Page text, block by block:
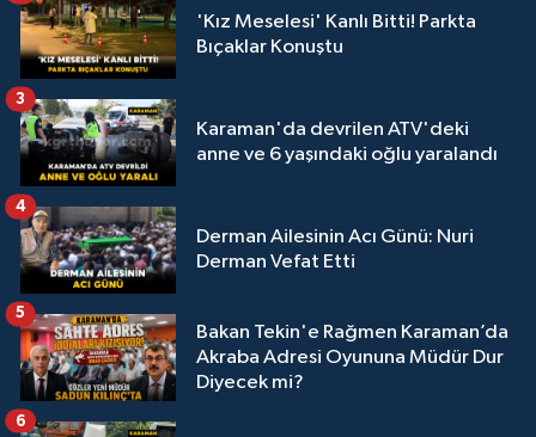
'Kız Meselesi' Kanlı Bitti! Parkta
Bıçaklar Konuştu
Karaman'da devrilen ATV'deki
anne ve 6 yaşındaki oğlu yaralandı
3
Derman Ailesinin Acı Günü: Nuri
Derman Vefat Etti
4
Bakan Tekin'e Rağmen Karaman’da
Akraba Adresi Oyununa Müdür Dur
Diyecek mi?
5
6